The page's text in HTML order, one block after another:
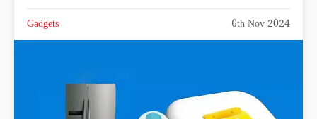
Gadgets 6th Nov 2024